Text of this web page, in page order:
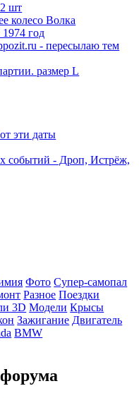
шт
колесо Волка
год
- пересылаю тем
размер L
эти даты
событий - Дроп, Истрёж,
Фото Супер-самопал
Разное Поездки
3D Модели Крысы
Зажигание Двигатель
BMW